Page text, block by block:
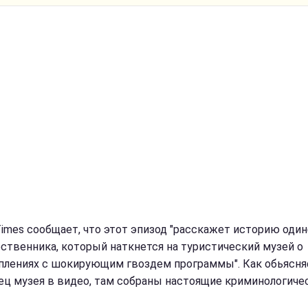
сообщает, что этот эпизод "расскажет историю
который наткнется на туристический музей о
с шокирующим гвоздем программы". Как
музея в видео, там собраны настоящие